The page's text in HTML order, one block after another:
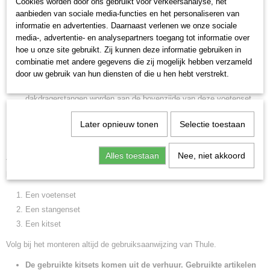
dak steunen en 4 klepels die om de dakrand klemmen. De klepels
van de kitset zijn voorzien van een speciale coating zodat alle
contactdelen met zijn beschermd ter voorkoming van
beschadigingen aan het dak van uw auto
Thule kitset wordt gemonteerd op de fixpoints. U bevestigt de kitset
dakdragerstangen worden aan de bovenzijde van deze voetenset
Kitset kan enkel worden gebruikt i.c.m. Thule rapid System 753
Thule werkt met losse compenenten. Voor een complete dakdragersset
Een voetenset
Een stangenset
Een kitset
Volg bij het monteren altijd de gebruiksaanwijzing van Thule.
De gebruikte kitsets komen uit de verhuur. Gebruikte artikelen
aanbieden van sociale media-functies en het personaliseren van
informatie en advertenties. Daarnaast verlenen we onze sociale
media-, advertentie- en analysepartners toegang tot informatie over
hoe u onze site gebruikt. Zij kunnen deze informatie gebruiken in
combinatie met andere gegevens die zij mogelijk hebben verzameld
door uw gebruik van hun diensten of die u hen hebt verstrekt.
Later opnieuw tonen Selectie toestaan
Alles toestaan Nee, niet akkoord